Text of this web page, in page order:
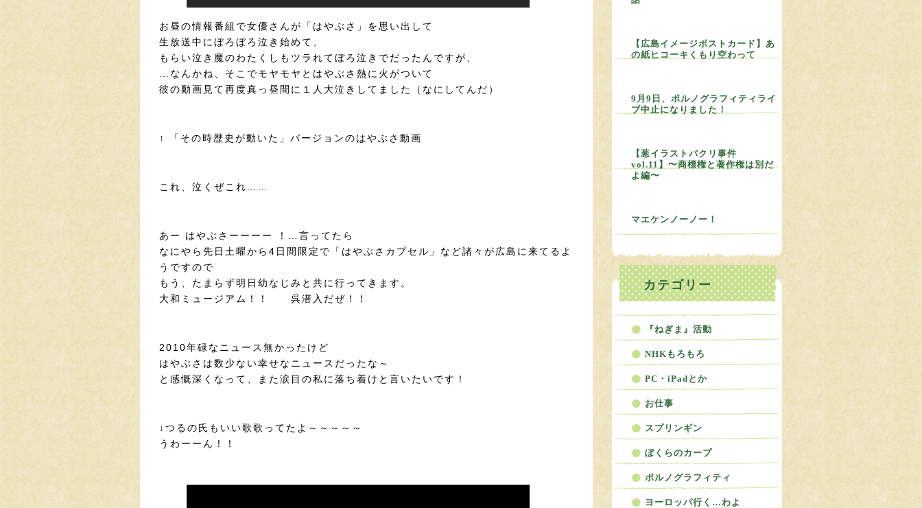
お昼の情報番組で女優さんが「はやぶさ」を思い出して
生放送中にぼろぼろ泣き始めて、
もらい泣き魔のわたくしもツラれてぼろ泣きでだったんですが、
…なんかね、そこでモヤモヤとはやぶさ熱に火がついて
彼の動画見て再度真っ昼間に１人大泣きしてました（なにしてんだ）
↑ 「その時歴史が動いた」バージョンのはやぶさ動画
これ、泣くぜこれ……
あー はやぶさーーーー ！…言ってたら
なにやら先日土曜から4日間限定で「はやぶさカプセル」など諸々が広島に来てるよ
うですので
もう、たまらず明日幼なじみと共に行ってきます。
大和ミュージアム！！ 呉潜入だぜ！！
2010年碌なニュース無かったけど
はやぶさは数少ない幸せなニュースだったな～
と感慨深くなって、また涙目の私に落ち着けと言いたいです！
↓つるの氏もいい歌歌ってたよ～～～～～
うわーーん！！
【広島イメージポストカード】あ
の紙ヒコーキくもり空わって
9月9日、ポルノグラフィティライ
ブ中止になりました！
【葱イラストパクリ事件
vol.11】〜商標権と著作権は別だ
よ編〜
マエケンノーノー！
カテゴリー
ねぎBLOG
『ねぎま』活動
NHKもろもろ
PC・iPadとか
お仕事
スプリンギン
ぼくらのカープ
ポルノグラフィティ
ヨーロッパ行く…わよ